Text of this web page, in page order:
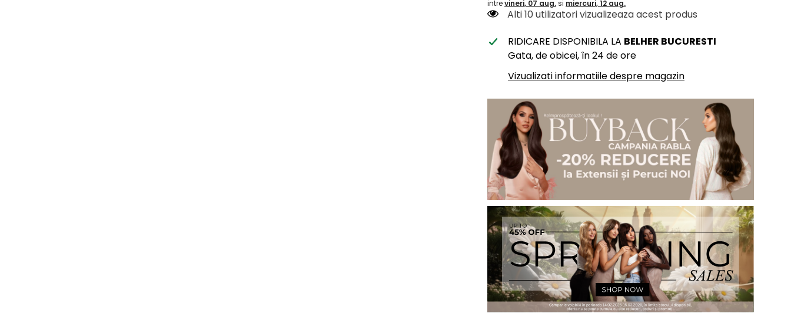
intrevineri, 07 aug.si miercuri, 12 aug.
Alti 10 utilizatori vizualizeaza acest produs
RIDICARE DISPONIBILA LA BELHER BUCURESTI
Gata, de obicei, în 24 de ore
Vizualizati informatiile despre magazin